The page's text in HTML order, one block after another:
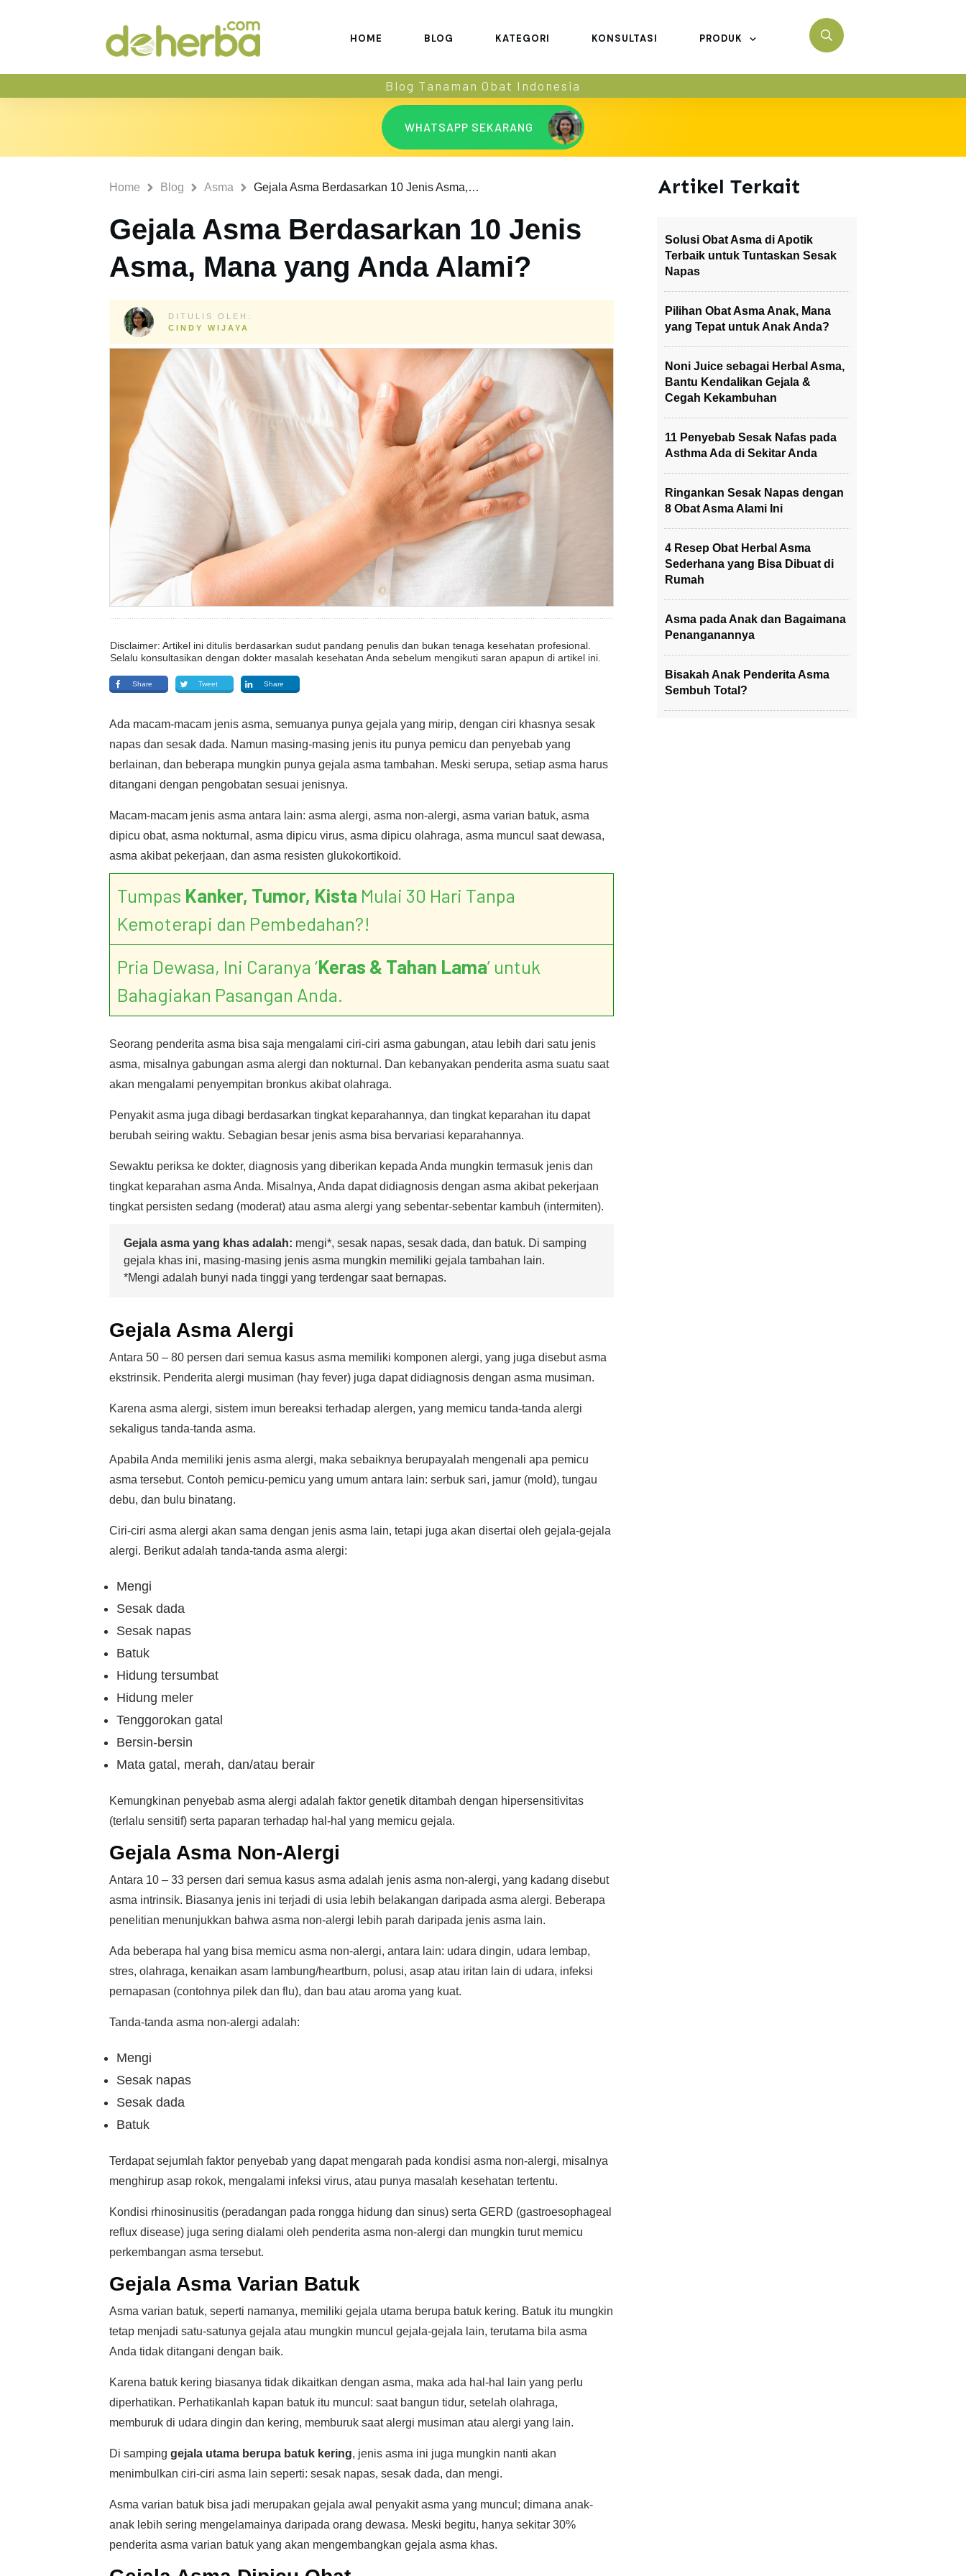
HOME BLOG KATEGORI KONSULTASI PRODUK
Blog Tanaman Obat Indonesia
WHATSAPP SEKARANG
Home Blog Asma Gejala Asma Berdasarkan 10 Jenis Asma, Mana yang Anda Alami?
Gejala Asma Berdasarkan 10 Jenis
Asma, Mana yang Anda Alami?
DITULIS OLEH:
CINDY WIJAYA
Disclaimer: Artikel ini ditulis berdasarkan sudut pandang penulis dan bukan tenaga kesehatan profesional.
Selalu konsultasikan dengan dokter masalah kesehatan Anda sebelum mengikuti saran apapun di artikel ini.
Share Tweet Share
Ada macam-macam jenis asma, semuanya punya gejala yang mirip, dengan ciri khasnya sesak
napas dan sesak dada. Namun masing-masing jenis itu punya pemicu dan penyebab yang
berlainan, dan beberapa mungkin punya gejala asma tambahan. Meski serupa, setiap asma harus
ditangani dengan pengobatan sesuai jenisnya.
Macam-macam jenis asma antara lain: asma alergi, asma non-alergi, asma varian batuk, asma
dipicu obat, asma nokturnal, asma dipicu virus, asma dipicu olahraga, asma muncul saat dewasa,
asma akibat pekerjaan, dan asma resisten glukokortikoid.
Tumpas Kanker, Tumor, Kista Mulai 30 Hari Tanpa
Kemoterapi dan Pembedahan?!
Pria Dewasa, Ini Caranya ‘Keras & Tahan Lama’ untuk
Bahagiakan Pasangan Anda.
Seorang penderita asma bisa saja mengalami ciri-ciri asma gabungan, atau lebih dari satu jenis
asma, misalnya gabungan asma alergi dan nokturnal. Dan kebanyakan penderita asma suatu saat
akan mengalami penyempitan bronkus akibat olahraga.
Penyakit asma juga dibagi berdasarkan tingkat keparahannya, dan tingkat keparahan itu dapat
berubah seiring waktu. Sebagian besar jenis asma bisa bervariasi keparahannya.
Sewaktu periksa ke dokter, diagnosis yang diberikan kepada Anda mungkin termasuk jenis dan
tingkat keparahan asma Anda. Misalnya, Anda dapat didiagnosis dengan asma akibat pekerjaan
tingkat persisten sedang (moderat) atau asma alergi yang sebentar-sebentar kambuh (intermiten).
Gejala asma yang khas adalah: mengi*, sesak napas, sesak dada, dan batuk. Di samping
gejala khas ini, masing-masing jenis asma mungkin memiliki gejala tambahan lain.
*Mengi adalah bunyi nada tinggi yang terdengar saat bernapas.
Gejala Asma Alergi
Antara 50 – 80 persen dari semua kasus asma memiliki komponen alergi, yang juga disebut asma
ekstrinsik. Penderita alergi musiman (hay fever) juga dapat didiagnosis dengan asma musiman.
Karena asma alergi, sistem imun bereaksi terhadap alergen, yang memicu tanda-tanda alergi
sekaligus tanda-tanda asma.
Apabila Anda memiliki jenis asma alergi, maka sebaiknya berupayalah mengenali apa pemicu
asma tersebut. Contoh pemicu-pemicu yang umum antara lain: serbuk sari, jamur (mold), tungau
debu, dan bulu binatang.
Ciri-ciri asma alergi akan sama dengan jenis asma lain, tetapi juga akan disertai oleh gejala-gejala
alergi. Berikut adalah tanda-tanda asma alergi:
Mengi
Sesak dada
Sesak napas
Batuk
Hidung tersumbat
Hidung meler
Tenggorokan gatal
Bersin-bersin
Mata gatal, merah, dan/atau berair
Kemungkinan penyebab asma alergi adalah faktor genetik ditambah dengan hipersensitivitas
(terlalu sensitif) serta paparan terhadap hal-hal yang memicu gejala.
Gejala Asma Non-Alergi
Antara 10 – 33 persen dari semua kasus asma adalah jenis asma non-alergi, yang kadang disebut
asma intrinsik. Biasanya jenis ini terjadi di usia lebih belakangan daripada asma alergi. Beberapa
penelitian menunjukkan bahwa asma non-alergi lebih parah daripada jenis asma lain.
Ada beberapa hal yang bisa memicu asma non-alergi, antara lain: udara dingin, udara lembap,
stres, olahraga, kenaikan asam lambung/heartburn, polusi, asap atau iritan lain di udara, infeksi
pernapasan (contohnya pilek dan flu), dan bau atau aroma yang kuat.
Tanda-tanda asma non-alergi adalah:
Mengi
Sesak napas
Sesak dada
Batuk
Terdapat sejumlah faktor penyebab yang dapat mengarah pada kondisi asma non-alergi, misalnya
menghirup asap rokok, mengalami infeksi virus, atau punya masalah kesehatan tertentu.
Kondisi rhinosinusitis (peradangan pada rongga hidung dan sinus) serta GERD (gastroesophageal
reflux disease) juga sering dialami oleh penderita asma non-alergi dan mungkin turut memicu
perkembangan asma tersebut.
Gejala Asma Varian Batuk
Asma varian batuk, seperti namanya, memiliki gejala utama berupa batuk kering. Batuk itu mungkin
tetap menjadi satu-satunya gejala atau mungkin muncul gejala-gejala lain, terutama bila asma
Anda tidak ditangani dengan baik.
Karena batuk kering biasanya tidak dikaitkan dengan asma, maka ada hal-hal lain yang perlu
diperhatikan. Perhatikanlah kapan batuk itu muncul: saat bangun tidur, setelah olahraga,
memburuk di udara dingin dan kering, memburuk saat alergi musiman atau alergi yang lain.
Di samping gejala utama berupa batuk kering, jenis asma ini juga mungkin nanti akan
menimbulkan ciri-ciri asma lain seperti: sesak napas, sesak dada, dan mengi.
Asma varian batuk bisa jadi merupakan gejala awal penyakit asma yang muncul; dimana anak-
anak lebih sering mengelamainya daripada orang dewasa. Meski begitu, hanya sekitar 30%
penderita asma varian batuk yang akan mengembangkan gejala asma khas.
Artikel Terkait
Solusi Obat Asma di Apotik
Terbaik untuk Tuntaskan Sesak
Napas
Pilihan Obat Asma Anak, Mana
yang Tepat untuk Anak Anda?
Noni Juice sebagai Herbal Asma,
Bantu Kendalikan Gejala &
Cegah Kekambuhan
11 Penyebab Sesak Nafas pada
Asthma Ada di Sekitar Anda
Ringankan Sesak Napas dengan
8 Obat Asma Alami Ini
4 Resep Obat Herbal Asma
Sederhana yang Bisa Dibuat di
Rumah
Asma pada Anak dan Bagaimana
Penanganannya
Bisakah Anak Penderita Asma
Sembuh Total?